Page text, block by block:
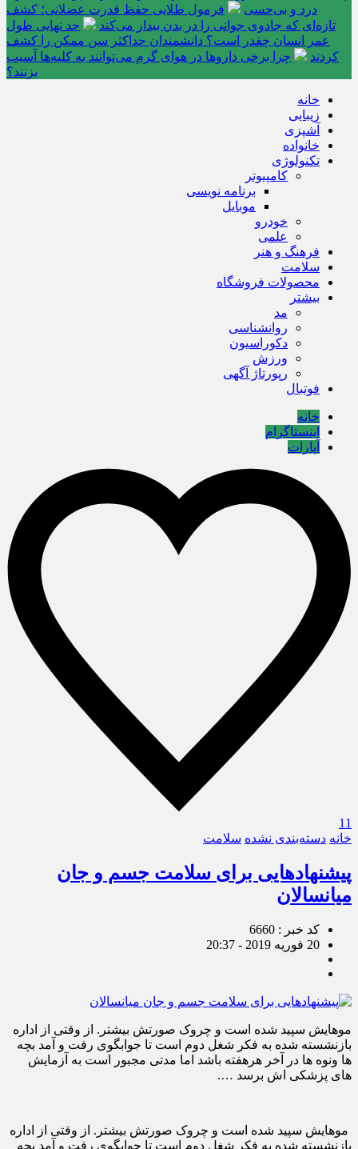
درد و بی‌حسی
فرمول طلایی حفظ قدرت عضلانی؛ کشف
تازه‌ای که جادوی جوانی را در بدن بیدار می‌کند
حد نهایی طول
عمر انسان چقدر است؟ دانشمندان حداکثر سن ممکن را کشف
کردند
چرا برخی داروها در هوای گرم می‌توانند به کلیه‌ها آسیب
بزنند؟
خانه
زیبایی
آشپزی
خانواده
تکنولوژی
کامپیوتر
برنامه نویسی
موبایل
خودرو
علمی
فرهنگ و هنر
سلامت
محصولات فروشگاه
بیشتر
مد
روانشناسی
دکوراسیون
ورزش
رپورتاژ آگهی
فوتبال
خانه
اینستاگرام
آپارات
11
خانه دسته‌بندی نشده سلامت
پیشنهادهایی برای سلامت جسم و جان
میانسالان
کد خبر : 6660
20 فوریه 2019 - 20:37
موهایش سپید شده است و چروک صورتش بیشتر. از وقتی از اداره
بازنشسته شده به فکر شغل دوم است تا جوابگوی رفت و آمد بچه
ها ونوه ها در آخر هرهفته باشد اما مدتی مجبور است به آزمایش
های پزشکی اش برسد ….
موهایش سپید شده است و چروک صورتش بیشتر. از وقتی از اداره
بازنشسته شده به فکر شغل دوم است تا جوابگوی رفت و آمد بچه